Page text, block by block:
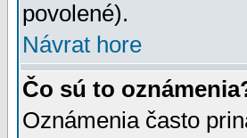
povolené).
Návrat hore
Čo sú to
Oznámenia často